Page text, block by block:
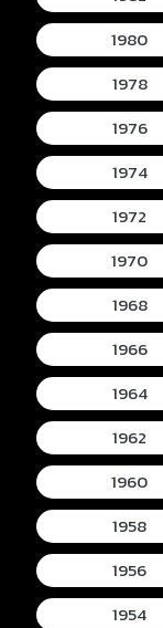
1980
1978
1976
1974
1972
1970
1968
1966
1964
1962
1960
1958
1956
1954